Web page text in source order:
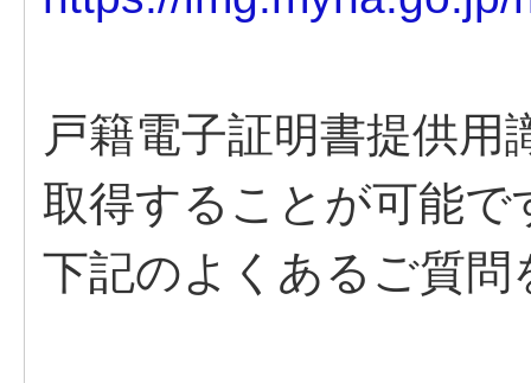
戸籍電子証明書提供
取得することが可能で
下記のよくあるご質